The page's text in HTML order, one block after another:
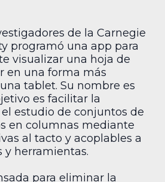
de la Carnegie
programó una app para
visualizar una hoja de
en una forma más
tablet. Su nombre es
es facilitar la
estudio de conjuntos de
en columnas mediante
al tacto y acoplables a
y herramientas.
para eliminar la